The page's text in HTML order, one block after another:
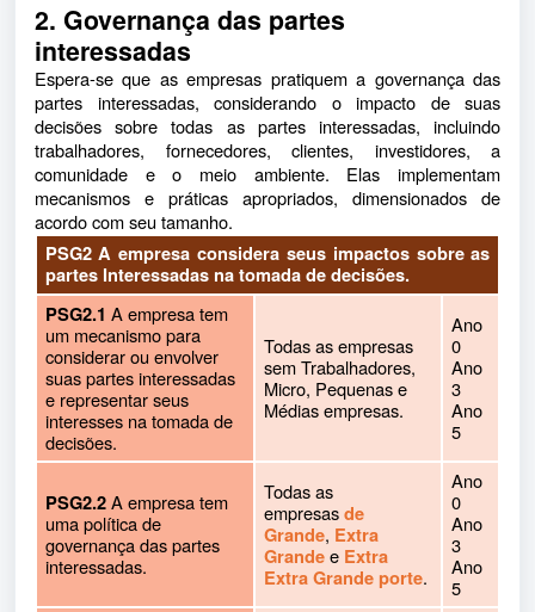
2. Governança das partes
interessadas
Espera-se que as empresas pratiquem a governança das
partes interessadas, considerando o impacto de suas
decisões sobre todas as partes interessadas, incluindo
trabalhadores, fornecedores, clientes, investidores, a
comunidade e o meio ambiente. Elas implementam
mecanismos e práticas apropriados, dimensionados de
acordo com seu tamanho.
PSG2 A empresa considera seus impactos sobre as
partes Interessadas na tomada de decisões.
PSG2.1 A empresa tem
um mecanismo para
considerar ou envolver
suas partes interessadas
e representar seus
interesses na tomada de
decisões.
Todas as empresas
sem Trabalhadores,
Micro, Pequenas e
Médias empresas.
Ano
0
Ano
3
Ano
5
PSG2.2A empresa tem
uma política de
governança das partes
interessadas.
Todas as
empresasde
Grande, Extra
Grandee Extra
Extra Grande porte.
Ano
0
Ano
3
Ano
5